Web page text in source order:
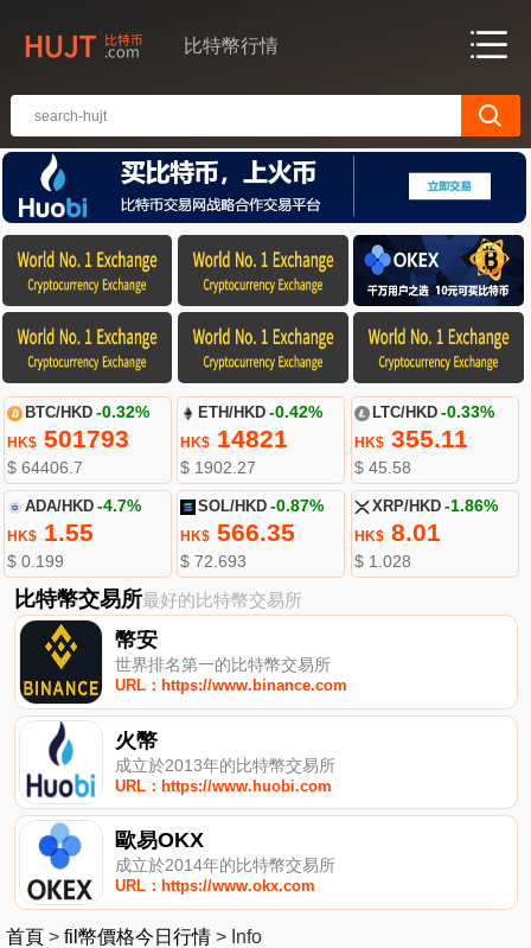
比特幣行情
BTC/HKD -0.32%
HK$501793
$ 64406.7
ETH/HKD -0.42%
HK$ 14821
$ 1902.27
LTC/HKD -0.33%
HK$355.11
$ 45.58
ADA/HKD -4.7%
HK$1.55
$ 0.199
SOL/HKD -0.87%
HK$ 566.35
$ 72.693
XRP/HKD -1.86%
HK$8.01
$ 1.028
比特幣交易所最好的比特幣交易所
幣安
世界排名第一的比特幣交易所
URL：https://www.binance.com
火幣
成立於2013年的比特幣交易所
URL：https://www.huobi.com
歐易OKX
成立於2014年的比特幣交易所
URL：https://www.okx.com
首頁 > fil幣價格今日行情 > Info